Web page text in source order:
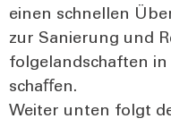
einen schnel­len
zur Sanie­rung und
fol­ge­land­schaf­ten
schaﬀen.
Wei­ter unten folgt